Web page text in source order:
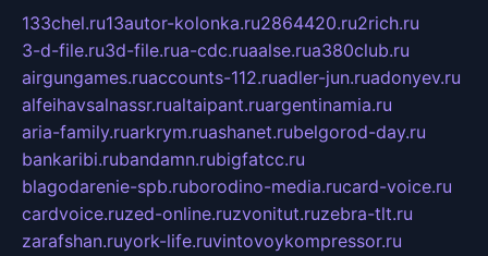
133chel.ru13autor-kolonka.ru2864420.ru2rich.ru
3-d-file.ru3d-file.rua-cdc.ruaalse.rua380club.ru
airgungames.ruaccounts-112.ruadler-jun.ruadonyev.ru
alfeihavsalnassr.rualtaipant.ruargentinamia.ru
aria-family.ruarkrym.ruashanet.rubelgorod-day.ru
bankaribi.rubandamn.rubigfatcc.ru
blagodarenie-spb.ruborodino-media.rucard-voice.ru
cardvoice.ruzed-online.ruzvonitut.ruzebra-tlt.ru
zarafshan.ruyork-life.ruvintovoykompressor.ru